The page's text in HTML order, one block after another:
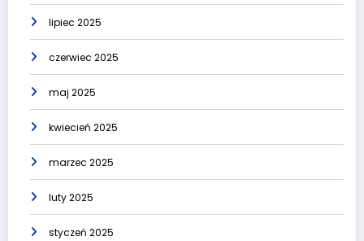
lipiec 2025
czerwiec 2025
maj 2025
kwiecień 2025
marzec 2025
luty 2025
styczeń 2025